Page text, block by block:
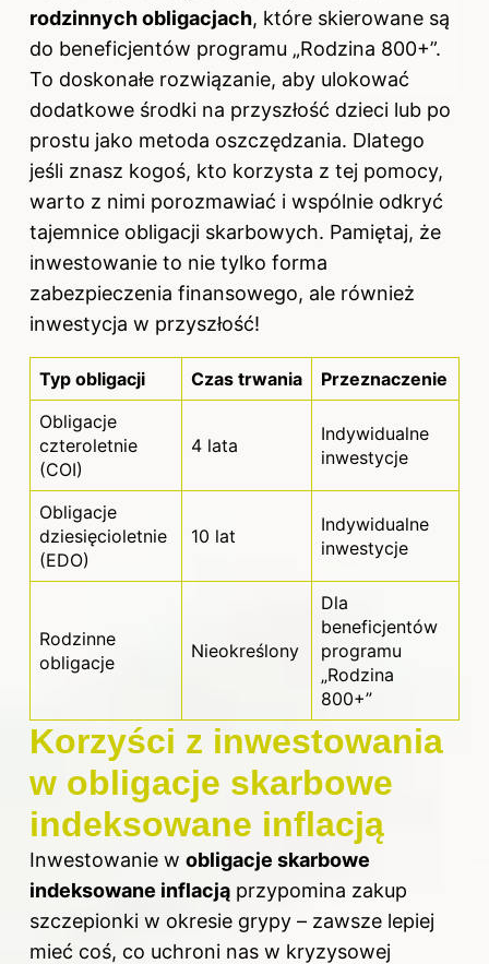
rodzinnych obligacjach, które skierowane są
do beneficjentów programu „Rodzina 800+”.
To doskonałe rozwiązanie, aby ulokować
dodatkowe środki na przyszłość dzieci lub po
prostu jako metoda oszczędzania. Dlatego
jeśli znasz kogoś, kto korzysta z tej pomocy,
warto z nimi porozmawiać i wspólnie odkryć
tajemnice obligacji skarbowych. Pamiętaj, że
inwestowanie to nie tylko forma
zabezpieczenia finansowego, ale również
inwestycja w przyszłość!
Typ obligacji Czas trwania
Przeznaczenie
Obligacje
czteroletnie
(COI)
4 lata
Indywidualne
inwestycje
Obligacje
dziesięcioletnie
(EDO)
10 lat
Indywidualne
inwestycje
Rodzinne
obligacje
Nieokreślony
Dla
beneficjentów
programu
„Rodzina
800+”
Korzyści z inwestowania
w obligacje skarbowe
indeksowane inflacją
Inwestowanie w obligacje skarbowe
indeksowane inflacją przypomina zakup
szczepionki w okresie grypy – zawsze lepiej
mieć coś, co uchroni nas w kryzysowej